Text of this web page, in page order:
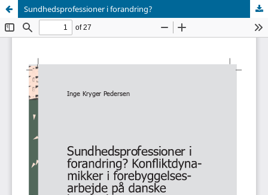
Sundhedsprofessioner i forandring?